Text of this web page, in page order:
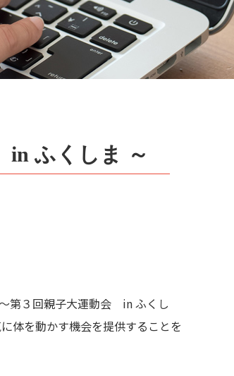
in ふくしま ～
第３回親子大運動会 in ふくし
体を動かす機会を提供することを